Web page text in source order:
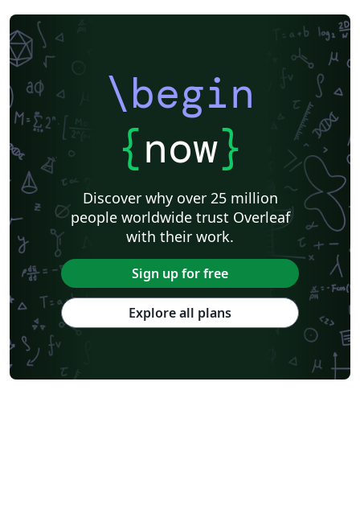
\begin
{now}
Discover why over 25 million
people worldwide trust Overleaf
with their work.
Sign up for free
Explore all plans